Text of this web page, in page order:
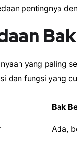
pentingnya
yang paling
dan fungsi yang
Bak
Ada,